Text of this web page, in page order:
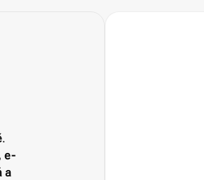
.
e-
a